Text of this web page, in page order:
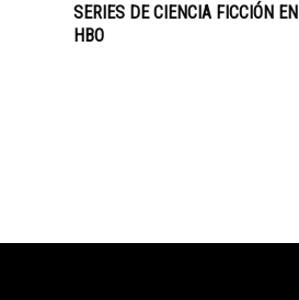
SERIES DE CIENCIA FICCIÓN EN
HBO